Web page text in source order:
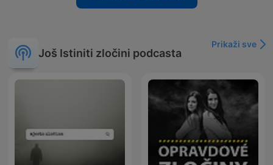
Još Istiniti zločini podcasta
Prikaži sve